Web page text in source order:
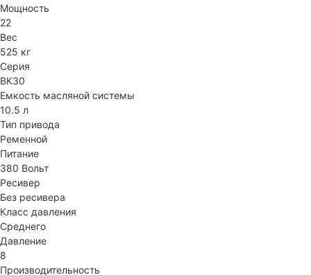
Мощность
22
Вес
525 кг
Серия
ВК30
Емкость масляной системы
10.5 л
Тип привода
Ременной
Питание
380 Вольт
Ресивер
Без ресивера
Класс давления
Среднего
Давление
8
Производительность